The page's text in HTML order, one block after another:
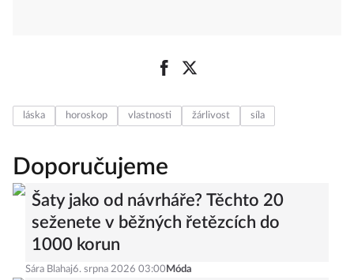
láska horoskop vlastnosti žárlivost síla
Doporučujeme
Šaty jako od návrháře? Těchto 20
seženete v běžných řetězcích do
1000 korun
Sára Blahaj6. srpna 2026 03:00 Móda